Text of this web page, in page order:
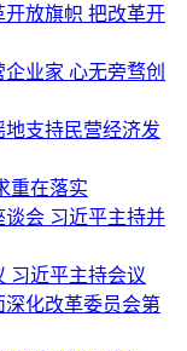
放旗帜 把改革开
业家 心无旁骛创
支持民营经济发
重在落实
会 习近平主持并
习近平主持会议
化改革委员会第